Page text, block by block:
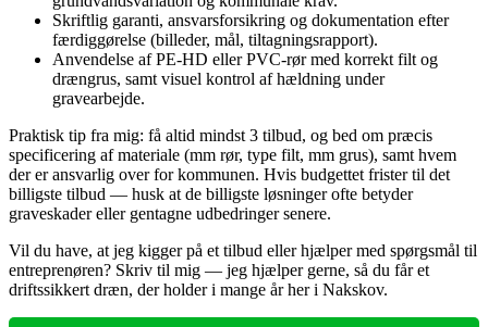
Skriftlig garanti, ansvarsforsikring og dokumentation efter
færdiggørelse (billeder, mål, tiltagningsrapport).
Anvendelse af PE‑HD eller PVC‑rør med korrekt filt og
drængrus, samt visuel kontrol af hældning under
gravearbejde.
Praktisk tip fra mig: få altid mindst 3 tilbud, og bed om præcis
specificering af materiale (mm rør, type filt, mm grus), samt hvem
der er ansvarlig over for kommunen. Hvis budgettet frister til det
billigste tilbud — husk at de billigste løsninger ofte betyder
graveskader eller gentagne udbedringer senere.
Vil du have, at jeg kigger på et tilbud eller hjælper med spørgsmål til
entreprenøren? Skriv til mig — jeg hjælper gerne, så du får et
driftssikkert dræn, der holder i mange år her i Nakskov.